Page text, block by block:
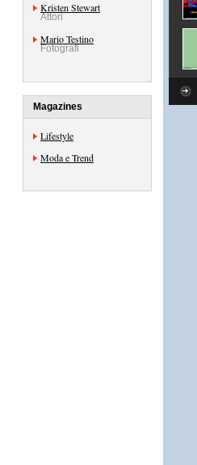
Kristen Stewart
Attori
Mario Testino
Fotografi
Magazines
Lifestyle
Moda e Trend